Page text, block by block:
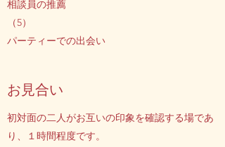
相談員の推薦
（5）
パーティーでの出会い
​お見合い
初対面の二人がお互いの印象を確認する場であ
り、１時間程度です。